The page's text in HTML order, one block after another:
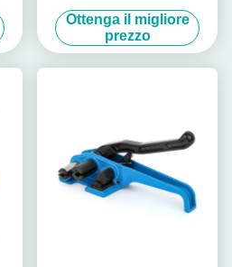
pesante servizio strapping
tensioner
Ottenga il migliore
prezzo